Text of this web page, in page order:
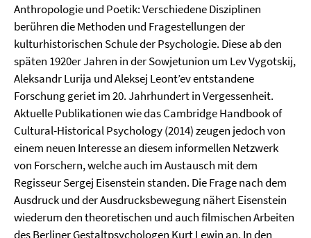
Anthropologie und Poetik: Verschiedene Disziplinen
berühren die Methoden und Fragestellungen der
kulturhistorischen Schule der Psychologie. Diese ab den
späten 1920er Jahren in der Sowjetunion um Lev Vygotskij,
Aleksandr Lurija und Aleksej Leont’ev entstandene
Forschung geriet im 20. Jahrhundert in Vergessenheit.
Aktuelle Publikationen wie das Cambridge Handbook of
Cultural-Historical Psychology (2014) zeugen jedoch von
einem neuen Interesse an diesem informellen Netzwerk
von Forschern, welche auch im Austausch mit dem
Regisseur Sergej Eisenstein standen. Die Frage nach dem
Ausdruck und der Ausdrucksbewegung nähert Eisenstein
wiederum den theoretischen und auch filmischen Arbeiten
des Berliner Gestaltpsychologen Kurt Lewin an. In den